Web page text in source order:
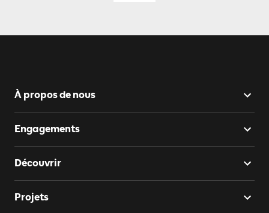
À propos de nous
Engagements
Découvrir
Projets